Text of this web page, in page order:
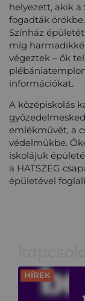
helyezett, akik
fogadták
Színház
míg
végeztek – ők
információkat.
A középiskolás
emlékművét, a
védelmükbe.
iskolájuk
a HATSZEG
épületével
HÍREK